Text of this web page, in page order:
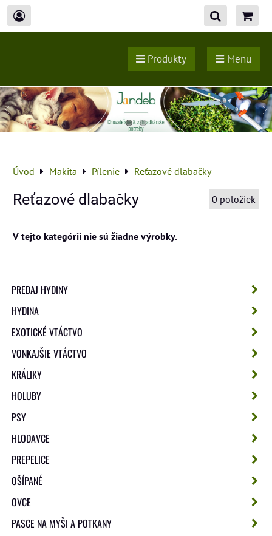
Produkty Menu
Úvod Makita Pílenie Reťazové dlabačky
Reťazové dlabačky 0 položiek
PREDAJ HYDINY
HYDINA
EXOTICKÉ VTÁCTVO
VONKAJŠIE VTÁCTVO
KRÁLIKY
HOLUBY
PSY
HLODAVCE
PREPELICE
OŠÍPANÉ
OVCE
PASCE NA MYŠI A POTKANY